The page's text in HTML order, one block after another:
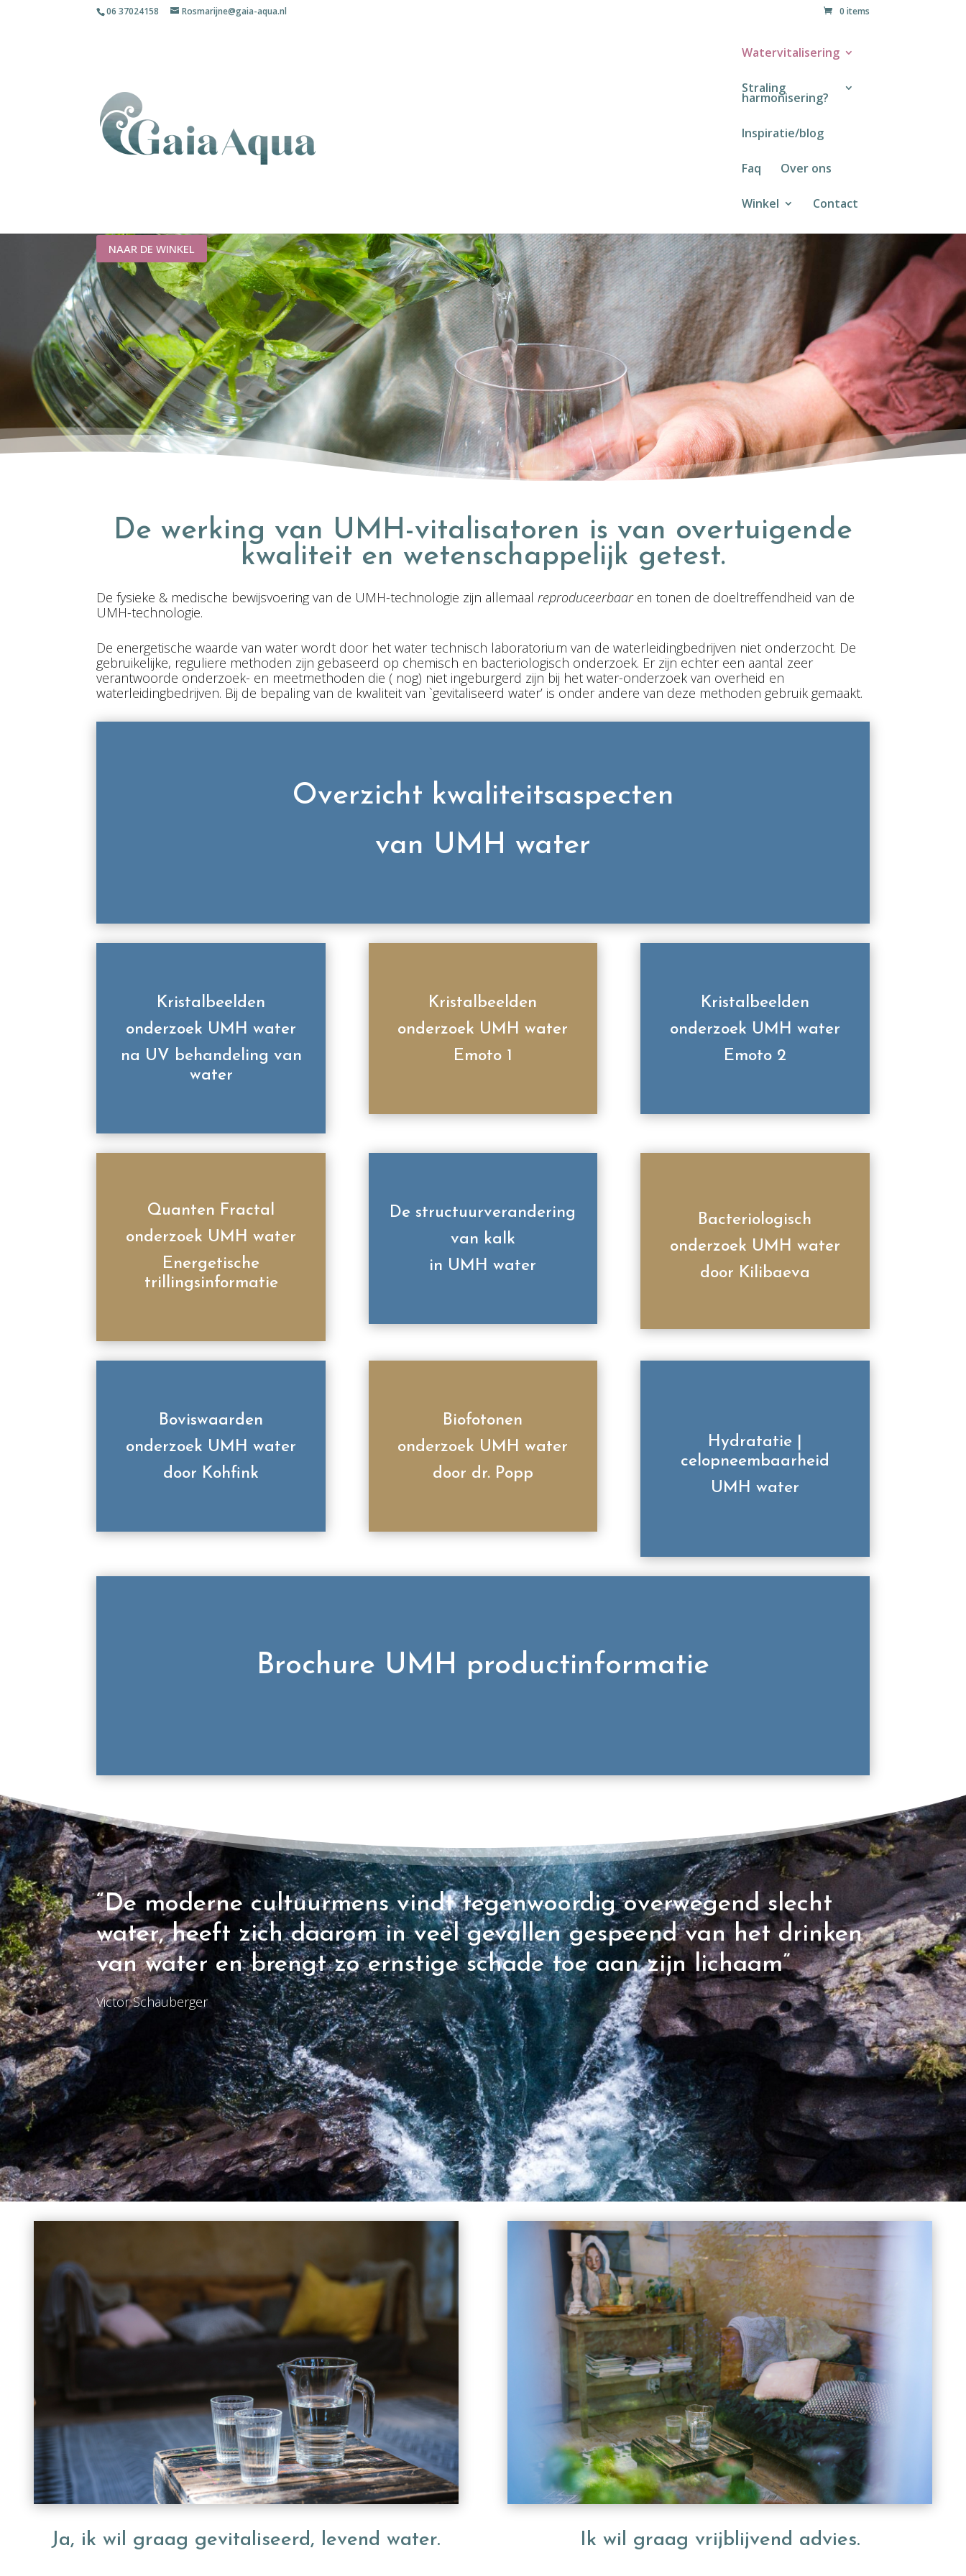
06 37024158 Rosmarijne@gaia-aqua.nl 0 items
Watervitalisering
Straling
harmonisering?
Inspiratie/blog
Faq Over ons
Winkel Contact
Testresultaten
NAAR DE WINKEL
De werking van UMH-vitalisatoren is van overtuigende
kwaliteit en wetenschappelijk getest.
De fysieke & medische bewijsvoering van de UMH-technologie zijn allemaalreproduceerbaaren tonen de doeltreffendheid van de
UMH-technologie.
De energetische waarde van water wordt door het water technisch laboratorium van de waterleidingbedrijven niet onderzocht. De
gebruikelijke, reguliere methoden zijn gebaseerd op chemisch en bacteriologisch onderzoek. Er zijn echter een aantal zeer
verantwoorde onderzoek- en meetmethoden die ( nog) niet ingeburgerd zijn bij het water-onderzoek van overheid en
waterleidingbedrijven. Bij de bepaling van de kwaliteit van `gevitaliseerd water’ is onder andere van deze methoden gebruik gemaakt.
Overzicht kwaliteitsaspecten
van UMH water
Kristalbeelden
onderzoek UMH water
na UV behandeling van
water
Kristalbeelden
onderzoek UMH water
Emoto 1
Kristalbeelden
onderzoek UMH water
Emoto 2
Quanten Fractal
onderzoek UMH water
Energetische
trillingsinformatie
De structuurverandering
van kalk
in UMH water
Bacteriologisch
onderzoek UMH water
door Kilibaeva
Boviswaarden
onderzoek UMH water
door Kohfink
Biofotonen
onderzoek UMH water
door dr. Popp
Hydratatie |
celopneembaarheid
UMH water
Brochure UMH productinformatie
“De moderne cultuurmens vindt tegenwoordig overwegend slecht
water, heeft zich daarom in veel gevallen gespeend van het drinken
van water en brengt zo ernstige schade toe aan zijn lichaam”
Victor Schauberger
Ja, ik wil graag gevitaliseerd, levend water. Ik wil graag vrijblijvend advies.